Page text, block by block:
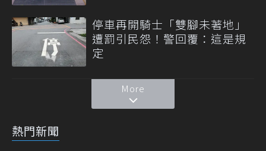
停車再開騎士「雙腳未著地」
遭罰引民怨！警回覆：這是規
定
More
熱門新聞